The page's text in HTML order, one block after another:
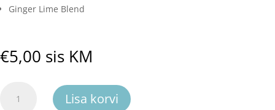
Ginger Lime Blend
€5,00 sis KM
värskus
Lisa korvi